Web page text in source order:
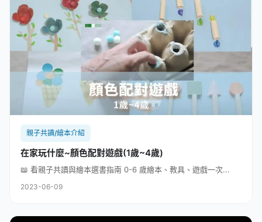
親子共讀/繪本介紹
在家玩什麼~顏色配對遊戲(1歲~4歲)
📖 看親子共讀與繪本選書指南 0-6 歲繪本、教具、遊戲一次...
2023-06-09